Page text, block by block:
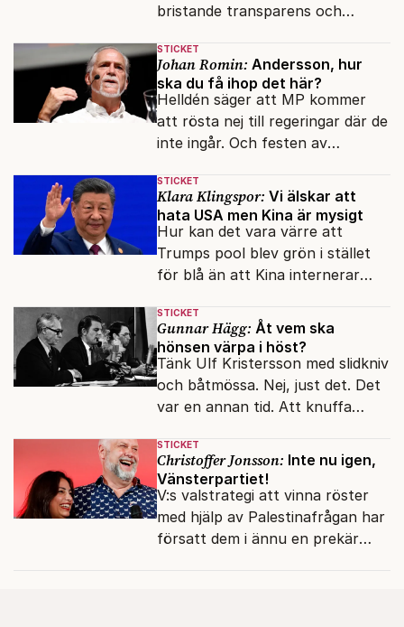
bristande transparens och
internationella biståndsmedel.
STICKET
Johan Romin: Andersson, hur
ska du få ihop det här?
Helldén säger att MP kommer
att rösta nej till regeringar där de
inte ingår. Och festen av
betalas med lån.
STICKET
Klara Klingspor: Vi älskar att
hata USA men Kina är mysigt
Hur kan det vara värre att
Trumps pool blev grön i stället
för blå än att Kina internerar
omskolningsläger?
STICKET
Gunnar Hägg: Åt vem ska
hönsen värpa i höst?
Tänk Ulf Kristersson med slidkniv
och båtmössa. Nej, just det. Det
var en annan tid. Att knuffa
otänkbart.
STICKET
Christoffer Jonsson: Inte nu igen,
Vänsterpartiet!
V:s valstrategi att vinna röster
med hjälp av Palestinafrågan har
försatt dem i ännu en prekär